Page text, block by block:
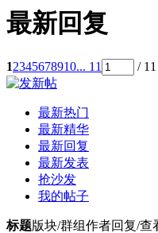
最新回复
12345678910... 11 /
最新热门
最新精华
最新回复
最新发表
抢沙发
我的帖子
标题版块/群组作者回复/查